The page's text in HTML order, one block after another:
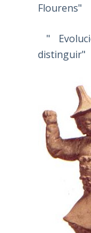
Flourens"
"
distinguir"